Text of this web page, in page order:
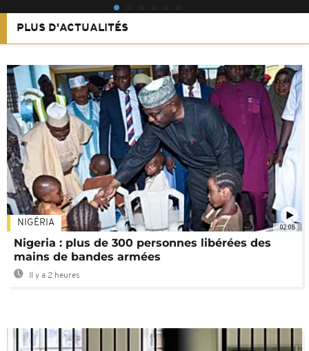
PLUS D'ACTUALITÉS
02:08
NIGÉRIA
Nigeria : plus de 300 personnes libérées des
mains de bandes armées
Il y a 2 heures